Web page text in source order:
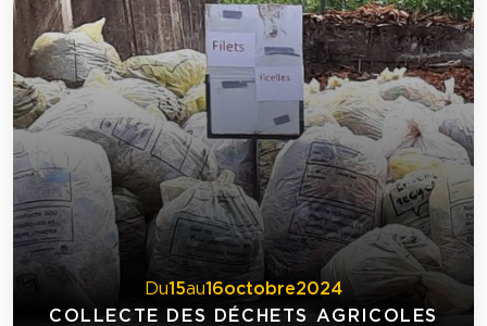
Du15au16octobre2024
COLLECTE DES DÉCHETS AGRICOLES